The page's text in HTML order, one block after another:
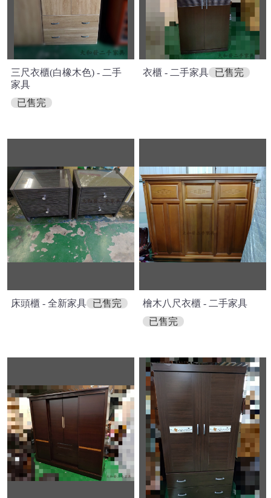
三尺衣櫃(白橡木色) - 二手
家具
已售完
衣櫃 - 二手家具 已售完
床頭櫃 - 全新家具 已售完
檜木八尺衣櫃 - 二手家具
已售完